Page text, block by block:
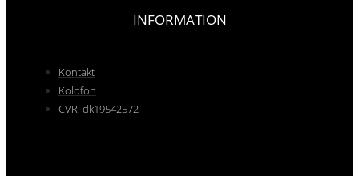
INFORMATION
Kontakt
Kolofon
CVR: dk19542572